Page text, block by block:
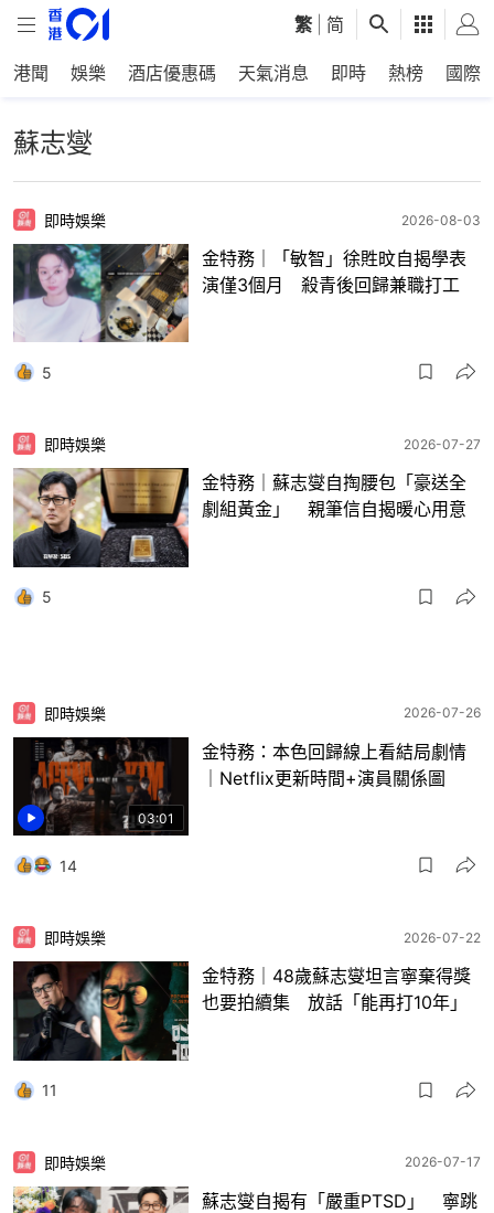
繁 简
港聞 娛樂 酒店優惠碼 天氣消息 即時 熱榜 國際
蘇志燮
即時娛樂 2026-08-03
金特務｜「敏智」徐貹旼自揭學表
演僅3個月 殺青後回歸兼職打工
5
即時娛樂 2026-07-27
金特務｜蘇志燮自掏腰包「豪送全
劇組黃金」 親筆信自揭暖心用意
5
03:01
即時娛樂 2026-07-26
金特務：本色回歸線上看結局劇情
｜Netflix更新時間+演員關係圖
14
即時娛樂 2026-07-22
金特務｜48歲蘇志燮坦言寧棄得獎
也要拍續集 放話「能再打10年」
11
即時娛樂 2026-07-17
蘇志燮自揭有「嚴重PTSD」 寧跳